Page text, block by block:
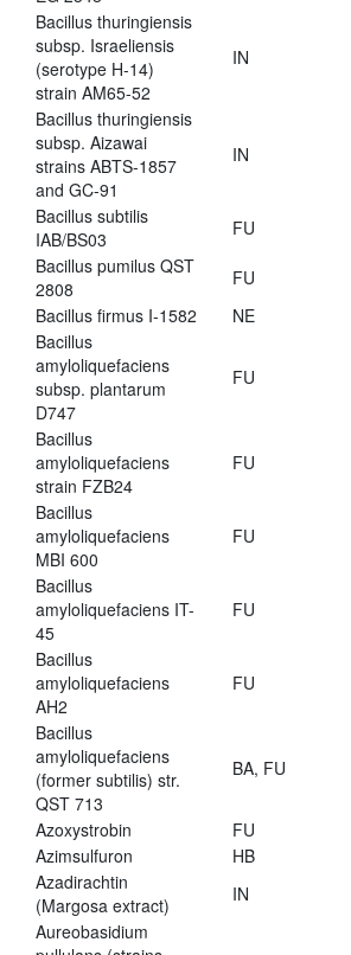
Bacillus thuringiensis
subsp. Israeliensis
(serotype H-14)
strain AM65-52
IN
Bacillus thuringiensis
subsp. Aizawai
strains ABTS-1857
and GC-91
IN
Bacillus subtilis
IAB/BS03
FU
Bacillus pumilus QST
2808
FU
Bacillus firmus I-1582
NE
Bacillus
amyloliquefaciens
subsp. plantarum
D747
FU
Bacillus
amyloliquefaciens
strain FZB24
FU
Bacillus
amyloliquefaciens
MBI 600
FU
Bacillus
amyloliquefaciens IT-
45
FU
Bacillus
amyloliquefaciens
AH2
FU
Bacillus
amyloliquefaciens
(former subtilis) str.
QST 713
BA, FU
Azoxystrobin FU
Azimsulfuron
HB
Azadirachtin
(Margosa extract)
IN
Aureobasidium